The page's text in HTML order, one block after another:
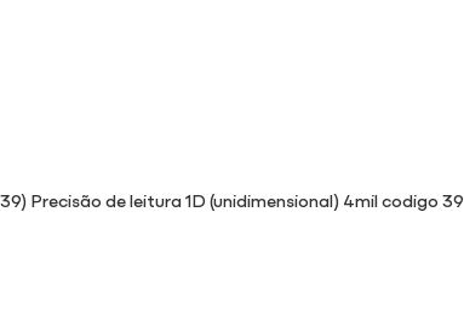
Precisão de leitura 1D (unidimensional) 4mil codigo 39